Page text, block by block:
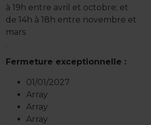
à 19h entre avril et octobre; et
de 14h à 18h entre novembre et
mars
.
Fermeture exceptionnelle :
01/01/2027
Array
Array
Array